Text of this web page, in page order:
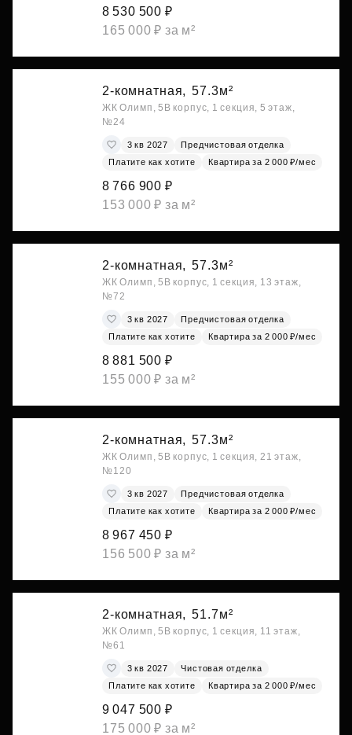
8 530 500 ₽
165 000 ₽ за м²
2-комнатная, 57.3м²
ЖК Олимп, 5В корпус, 1 секция, 5 этаж,
№24
3 кв 2027
Предчистовая отделка
Платите как хотите
Квартира за 2 000 ₽/мес
8 766 900 ₽
153 000 ₽ за м²
2-комнатная, 57.3м²
ЖК Олимп, 5В корпус, 1 секция, 13 этаж,
№72
3 кв 2027
Предчистовая отделка
Платите как хотите
Квартира за 2 000 ₽/мес
8 881 500 ₽
155 000 ₽ за м²
2-комнатная, 57.3м²
ЖК Олимп, 5В корпус, 1 секция, 21 этаж,
№120
3 кв 2027
Предчистовая отделка
Платите как хотите
Квартира за 2 000 ₽/мес
8 967 450 ₽
156 500 ₽ за м²
2-комнатная, 51.7м²
ЖК Олимп, 5В корпус, 1 секция, 11 этаж,
№61
3 кв 2027
Чистовая отделка
Платите как хотите
Квартира за 2 000 ₽/мес
9 047 500 ₽
175 000 ₽ за м²